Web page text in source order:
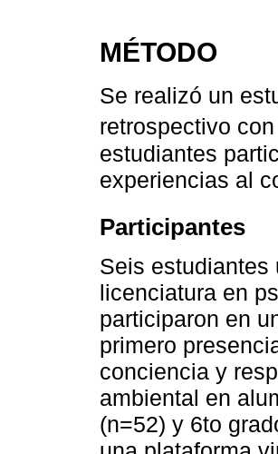
MÉTODO
Se realizó un
retrospectivo
estudiantes
experiencias al
Participantes
Seis estudiantes
licenciatura en
participaron en
primero
conciencia y
ambiental en
(n=52) y 6to